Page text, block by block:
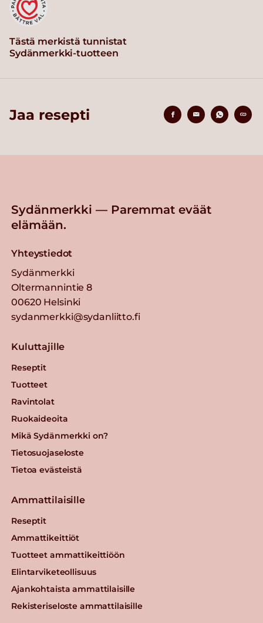
Tästä merkistä tunnistat
Sydänmerkki-tuotteen
Jaa resepti
Sydänmerkki — Paremmat eväät
elämään.
Yhteystiedot
Sydänmerkki
Oltermannintie 8
00620 Helsinki
sydanmerkki@sydanliitto.fi
Kuluttajille
Reseptit
Tuotteet
Ravintolat
Ruokaideoita
Mikä Sydänmerkki on?
Tietosuojaseloste
Tietoa evästeistä
Ammattilaisille
Reseptit
Ammattikeittiöt
Tuotteet ammattikeittiöön
Elintarviketeollisuus
Ajankohtaista ammattilaisille
Rekisteriseloste ammattilaisille